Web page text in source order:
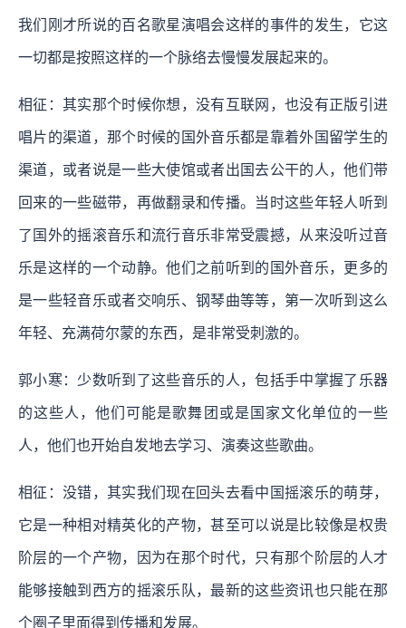
我们刚才所说的百名歌星演唱会这样的事件的发生，它这
一切都是按照这样的一个脉络去慢慢发展起来的。
相征：其实那个时候你想，没有互联网，也没有正版引进
唱片的渠道，那个时候的国外音乐都是靠着外国留学生的
渠道，或者说是一些大使馆或者出国去公干的人，他们带
回来的一些磁带，再做翻录和传播。当时这些年轻人听到
了国外的摇滚音乐和流行音乐非常受震撼，从来没听过音
乐是这样的一个动静。他们之前听到的国外音乐，更多的
是一些轻音乐或者交响乐、钢琴曲等等，第一次听到这么
年轻、充满荷尔蒙的东西，是非常受刺激的。
郭小寒：少数听到了这些音乐的人，包括手中掌握了乐器
的这些人，他们可能是歌舞团或是国家文化单位的一些
人，他们也开始自发地去学习、演奏这些歌曲。
相征：没错，其实我们现在回头去看中国摇滚乐的萌芽，
它是一种相对精英化的产物，甚至可以说是比较像是权贵
阶层的一个产物，因为在那个时代，只有那个阶层的人才
能够接触到西方的摇滚乐队，最新的这些资讯也只能在那
个圈子里面得到传播和发展。